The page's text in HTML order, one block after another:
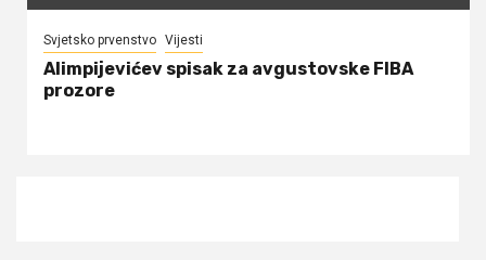
Svjetsko prvenstvo Vijesti
Alimpijevićev spisak za avgustovske FIBA
prozore